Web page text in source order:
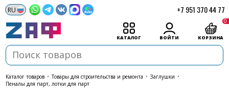
+7 951 370 44 77
КАТАЛОГ ВОЙТИ КОРЗИНА
0
каталог товаров • Товары для строительства и ремонта • Заглушки •
Пеналы для парт, лотки для парт